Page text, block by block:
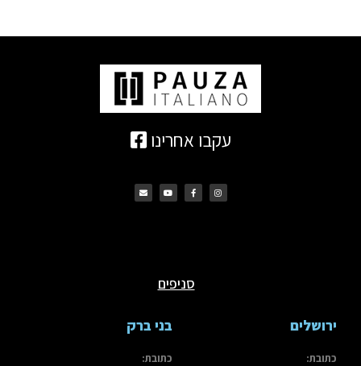
עקבו אחרינו
s
t
a
c
e
b
u
t
u
v
e
l
סניפים
ירושלים
כתובת:
בני ברק
כתובת: